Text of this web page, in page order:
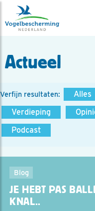
Actueel
Verfijn resultaten: Alles
Verdieping
Podcast
Blog
JE HEBT PAS
KNAL..